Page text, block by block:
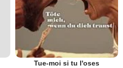
Tue-moi si tu l'oses